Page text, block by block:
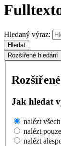
Hledaný výraz:
Hledat
Rozšířené hledání
Jak hledat
nalézt
nalézt
nalézt